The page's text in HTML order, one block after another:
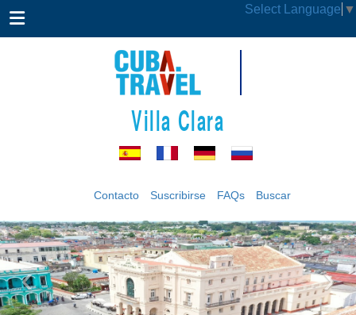
Select Language ▼
Villa Clara
Contacto Suscribirse FAQs Buscar
‹ ›